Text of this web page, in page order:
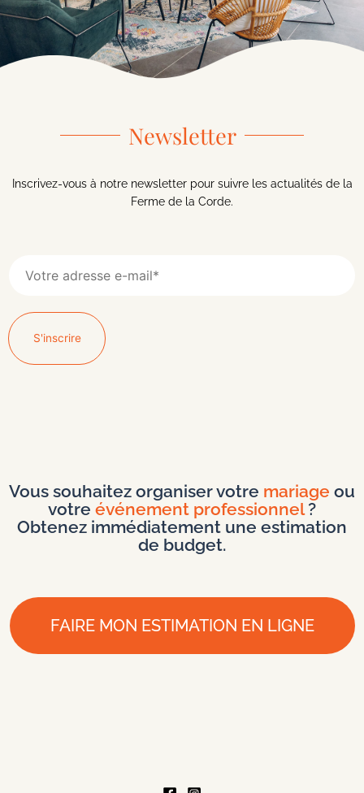
Newsletter
Inscrivez-vous à notre newsletter pour suivre les actualités de la
Ferme de la Corde.
S'inscrire
Vous souhaitez organiser votre mariage ou
votre événement professionnel?
Obtenez immédiatement une estimation
de budget.
FAIRE MON ESTIMATION EN LIGNE